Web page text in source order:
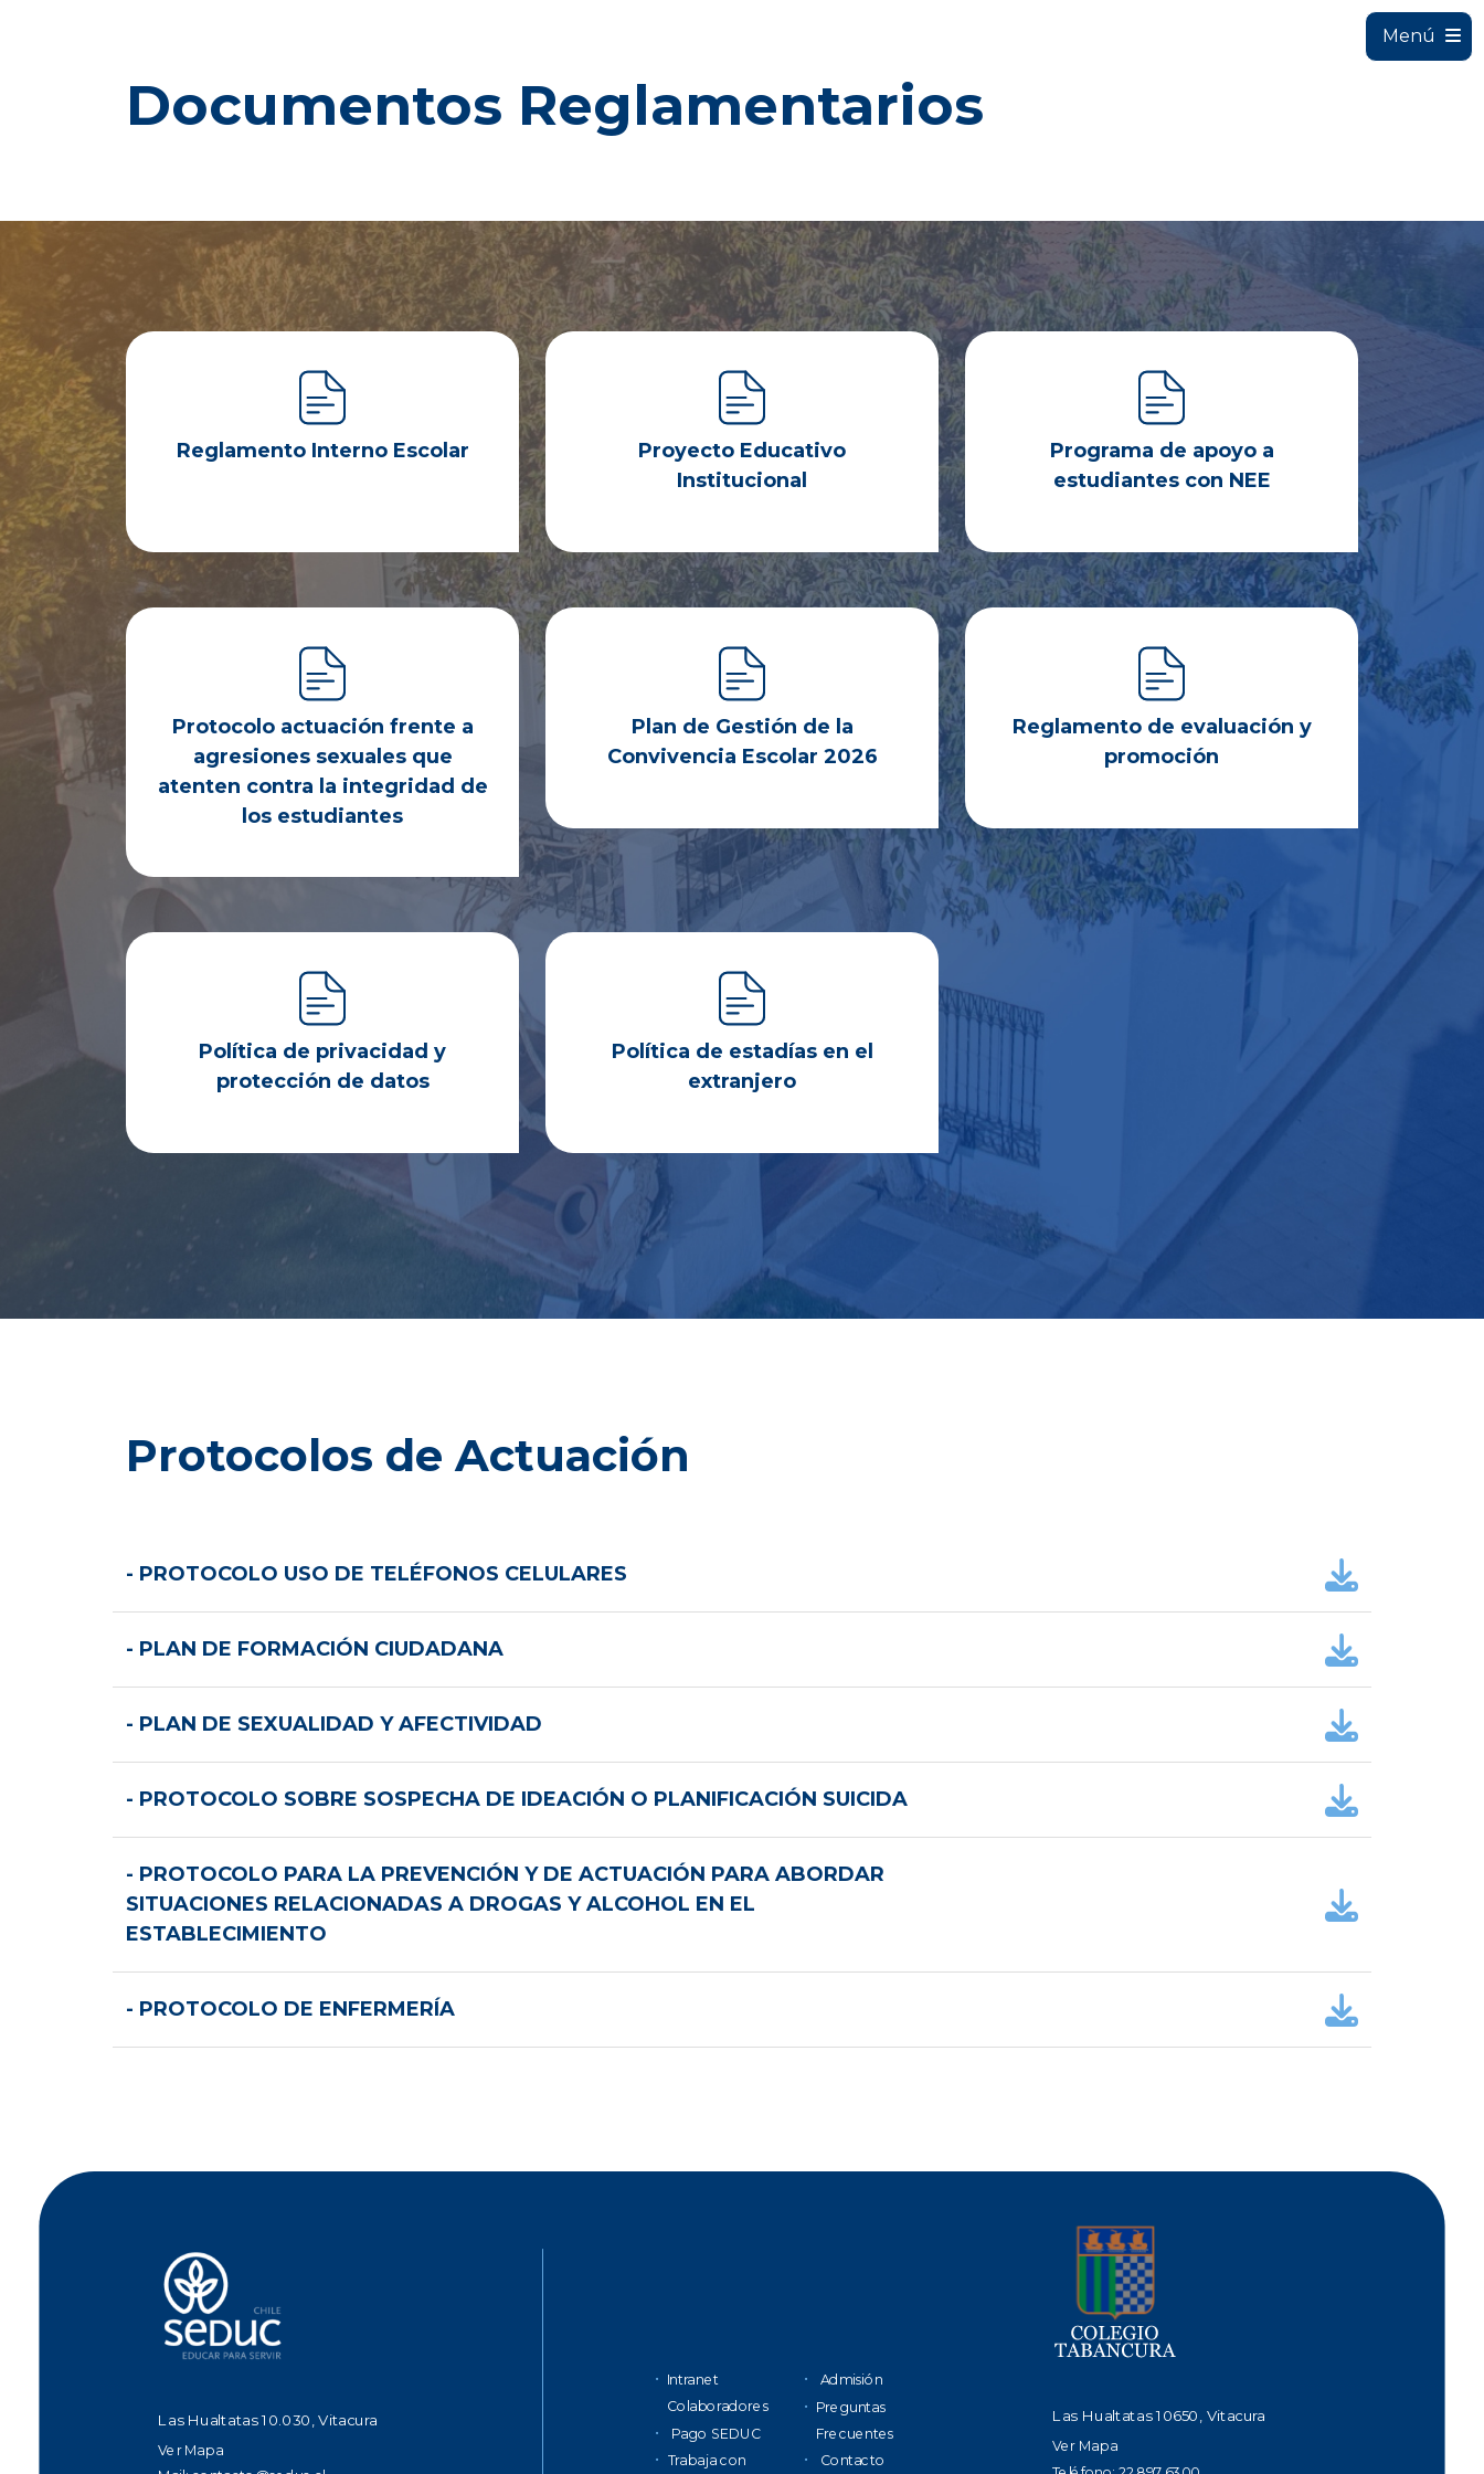
Menú
Documentos Reglamentarios
Reglamento Interno Escolar
Proyecto Educativo
Institucional
Programa de apoyo a
estudiantes con NEE
Protocolo actuación frente a
agresiones sexuales que
atenten contra la integridad de
los estudiantes
Plan de Gestión de la
Convivencia Escolar 2026
Reglamento de evaluación y
promoción
Política de privacidad y
protección de datos
Política de estadías en el
extranjero
Protocolos de Actuación
- PROTOCOLO USO DE TELÉFONOS CELULARES
- PLAN DE FORMACIÓN CIUDADANA
- PLAN DE SEXUALIDAD Y AFECTIVIDAD
- PROTOCOLO SOBRE SOSPECHA DE IDEACIÓN O PLANIFICACIÓN SUICIDA
- PROTOCOLO PARA LA PREVENCIÓN Y DE ACTUACIÓN PARA ABORDAR
SITUACIONES RELACIONADAS A DROGAS Y ALCOHOL EN EL
ESTABLECIMIENTO
- PROTOCOLO DE ENFERMERÍA
Las Hualtatas 10.030, Vitacura
Ver Mapa
Intranet
Colaboradores
Pago SEDUC
Trabaja con
Admisión
Preguntas
Frecuentes
Contacto
Las Hualtatas 10650, Vitacura
Ver Mapa